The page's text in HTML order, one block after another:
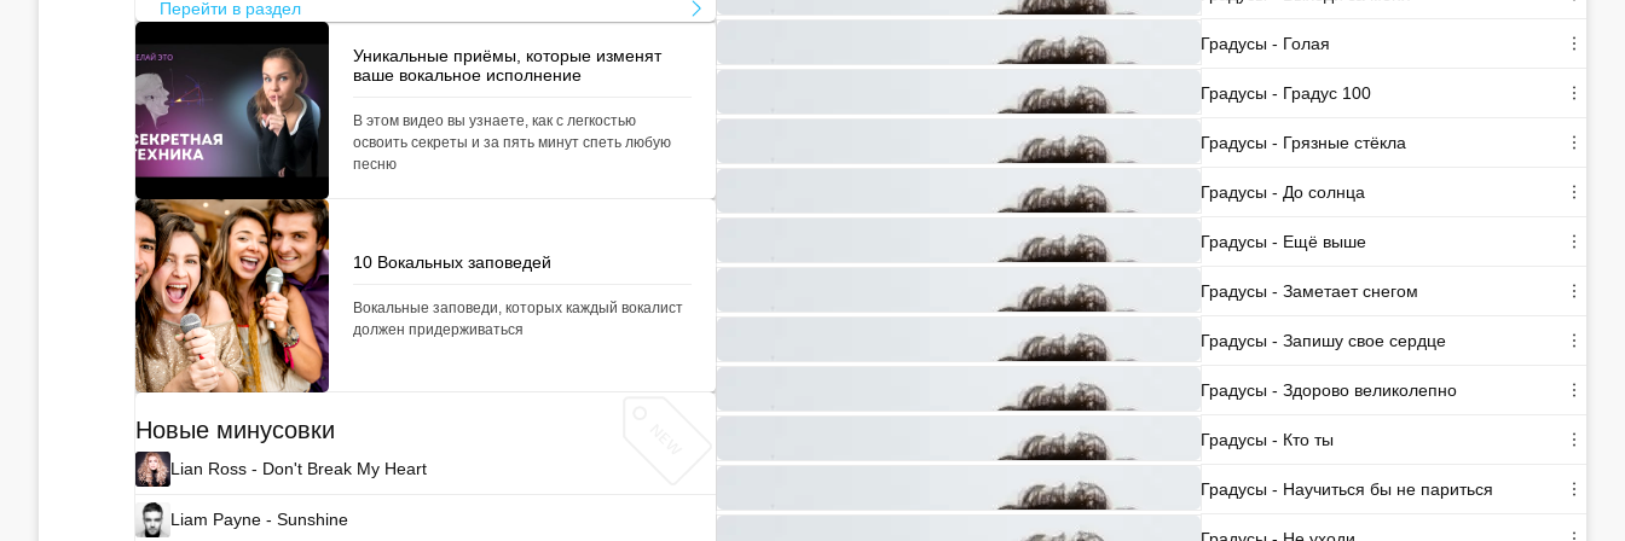
Перейти в раздел
Уникальные приёмы, которые изменят
ваше вокальное исполнение
В этом видео вы узнаете, как с легкостью
освоить секреты и за пять минут спеть любую
песню
10 Вокальных заповедей
Вокальные заповеди, которых каждый вокалист
должен придерживаться
Новые минусовки
Lian Ross - Don't Break My Heart
Liam Payne - Sunshine
Градусы - Голая
Градусы - Градус 100
Градусы - Грязные стёкла
Градусы - До солнца
Градусы - Ещё выше
Градусы - Заметает снегом
Градусы - Запишу свое сердце
Градусы - Здорово великолепно
Градусы - Кто ты
Градусы - Научиться бы не париться